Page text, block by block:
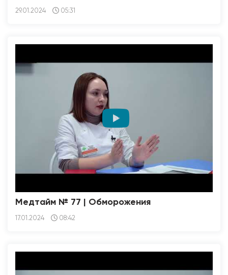
29.01.2024 05:31
Медтайм № 77 | Обморожения
17.01.2024 08:42